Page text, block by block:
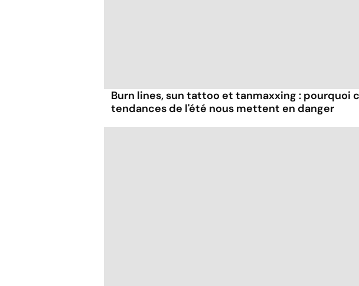
Burn lines, sun tattoo et tanmaxxing : pourquoi
tendances de l'été nous mettent en danger